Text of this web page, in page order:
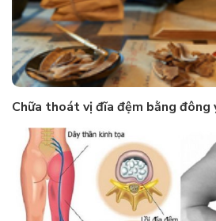
Chữa thoát vị đĩa đệm bằng đông